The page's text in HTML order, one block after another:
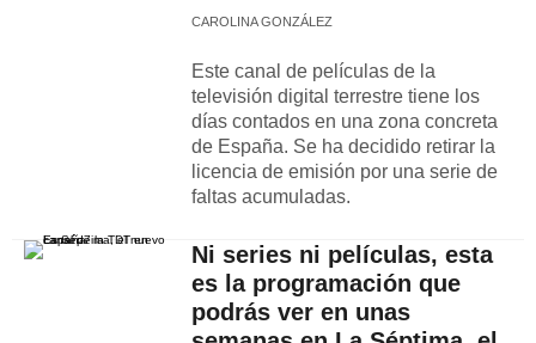
CAROLINA GONZÁLEZ
Este canal de películas de la
televisión digital terrestre tiene los
días contados en una zona concreta
de España. Se ha decidido retirar la
licencia de emisión por una serie de
faltas acumuladas.
Ni series ni películas, esta
es la programación que
podrás ver en unas